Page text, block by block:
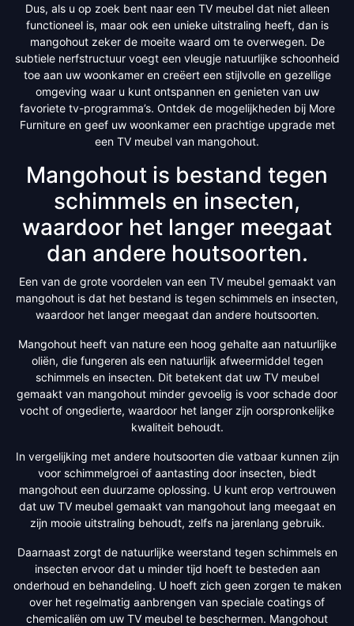
Dus, als u op zoek bent naar een TV meubel dat niet alleen
functioneel is, maar ook een unieke uitstraling heeft, dan is
mangohout zeker de moeite waard om te overwegen. De
subtiele nerfstructuur voegt een vleugje natuurlijke schoonheid
toe aan uw woonkamer en creëert een stijlvolle en gezellige
omgeving waar u kunt ontspannen en genieten van uw
favoriete tv-programma’s. Ontdek de mogelijkheden bij More
Furniture en geef uw woonkamer een prachtige upgrade met
een TV meubel van mangohout.
Mangohout is bestand tegen
schimmels en insecten,
waardoor het langer meegaat
dan andere houtsoorten.
Een van de grote voordelen van een TV meubel gemaakt van
mangohout is dat het bestand is tegen schimmels en insecten,
waardoor het langer meegaat dan andere houtsoorten.
Mangohout heeft van nature een hoog gehalte aan natuurlijke
oliën, die fungeren als een natuurlijk afweermiddel tegen
schimmels en insecten. Dit betekent dat uw TV meubel
gemaakt van mangohout minder gevoelig is voor schade door
vocht of ongedierte, waardoor het langer zijn oorspronkelijke
kwaliteit behoudt.
In vergelijking met andere houtsoorten die vatbaar kunnen zijn
voor schimmelgroei of aantasting door insecten, biedt
mangohout een duurzame oplossing. U kunt erop vertrouwen
dat uw TV meubel gemaakt van mangohout lang meegaat en
zijn mooie uitstraling behoudt, zelfs na jarenlang gebruik.
Daarnaast zorgt de natuurlijke weerstand tegen schimmels en
insecten ervoor dat u minder tijd hoeft te besteden aan
onderhoud en behandeling. U hoeft zich geen zorgen te maken
over het regelmatig aanbrengen van speciale coatings of
chemicaliën om uw TV meubel te beschermen. Mangohout